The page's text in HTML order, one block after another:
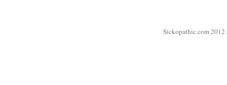
Sickopathic.com